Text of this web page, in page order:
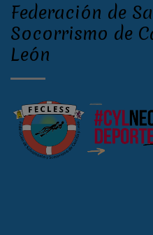
Federación de
Socorrismo de
León